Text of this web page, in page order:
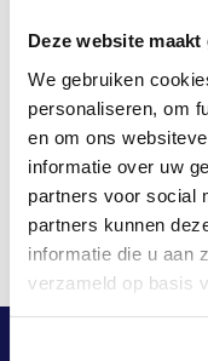
Deze website
We gebruiken
personaliseren, om
en om ons
informatie over uw
partners voor social
partners kunnen
informatie die u aan
verzameld op basis
Deel dit stuk